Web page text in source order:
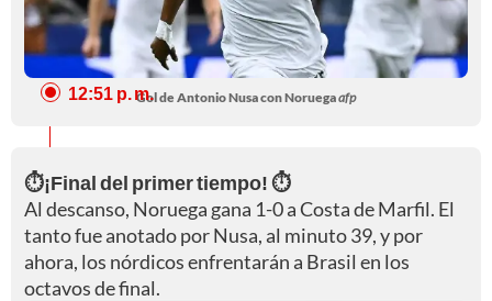
Gol de Antonio Nusa con Noruegaafp
12:51 p. m.
⏱️¡Final del primer tiempo! ⏱️
Al descanso, Noruega gana 1-0 a Costa de Marfil. El
tanto fue anotado por Nusa, al minuto 39, y por
ahora, los nórdicos enfrentarán a Brasil en los
octavos de final.